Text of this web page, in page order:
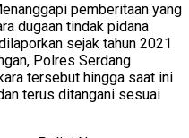
pemberitaan yang
dugaan tindak pidana
sejak tahun 2021
Polres Serdang
tersebut hingga saat ini
terus ditangani sesuai